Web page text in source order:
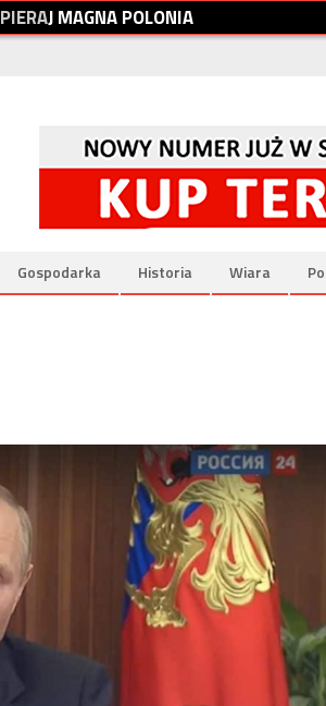
PIERAJMAGNAPOLONIA
Gospodarka Historia Wiara